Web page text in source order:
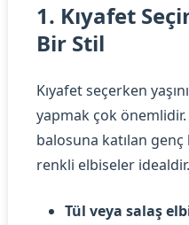
1. Kıyafet
Bir Stil
Kıyafet seçerken
yapmak çok
balosuna katılan
renkli elbiseler idealdir.
Tül veya salaş